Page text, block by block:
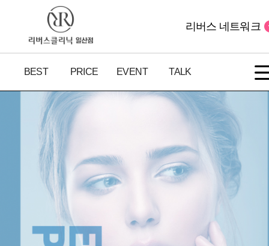
BEST PRICE EVENT TALK
리버스 네트워크